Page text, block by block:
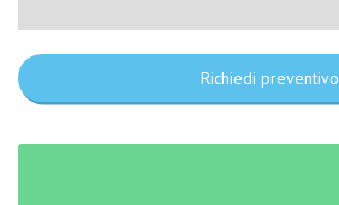
Richiedi preventivo